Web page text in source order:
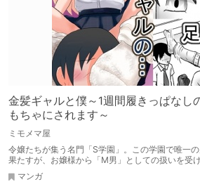
金髪ギャルと僕～1週間履きっぱなし
もちゃにされます～
ミモメマ屋
令嬢たちが集う名門「S学園」。この学園で唯一
果たすが、お嬢様から「M男」としての扱いを受
マンガ